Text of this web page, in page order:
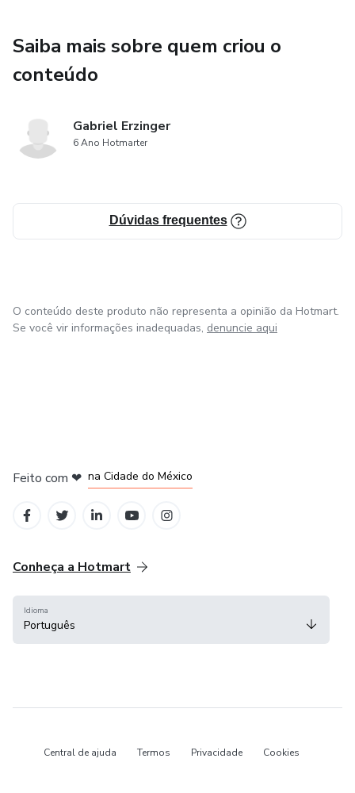
Saiba mais sobre quem criou o
conteúdo
Gabriel Erzinger
6 Ano Hotmarter
Dúvidas frequentes
O conteúdo deste produto não representa a opinião da Hotmart.
Se você vir informações inadequadas, denuncie aqui
Feito com ❤ na Cidade do México
Conheça a Hotmart
Idioma
Português
Central de ajuda Termos Privacidade Cookies